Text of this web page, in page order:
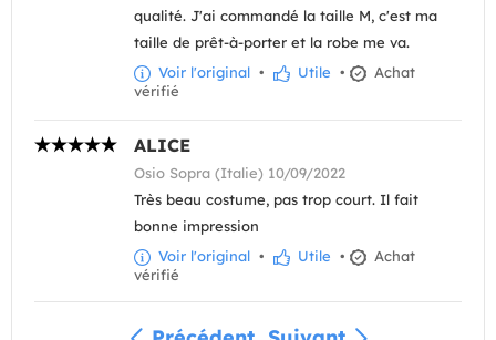
qualité. J'ai commandé la taille M, c'est ma
taille de prêt-à-porter et la robe me va.
Voir l'original • Utile •
Achat
vérifié
ALICE
Osio Sopra (Italie) 10/09/2022
Très beau costume, pas trop court. Il fait
bonne impression
Voir l'original • Utile •
Achat
vérifié